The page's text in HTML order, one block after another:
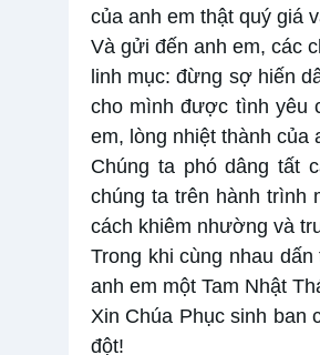
của anh em thật quý giá
Và gửi đến anh em, các
linh mục: đừng sợ hiến
cho mình được tình yêu
em, lòng nhiệt thành của
Chúng ta phó dâng tất
chúng ta trên hành trình
cách khiêm nhường và
Trong khi cùng nhau
anh em một Tam Nhật
Xin Chúa Phục sinh ban
đột!